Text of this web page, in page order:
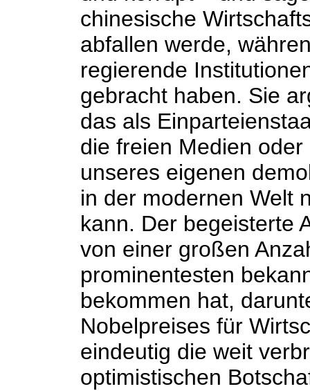
chinesische
abfallen werde,
regierende
gebracht haben. Sie
das als
die freien Medien
unseres eigenen
in der modernen Welt
kann. Der begeisterte
von einer großen
prominentesten
bekommen hat,
Nobelpreises für
eindeutig die weit
optimistischen